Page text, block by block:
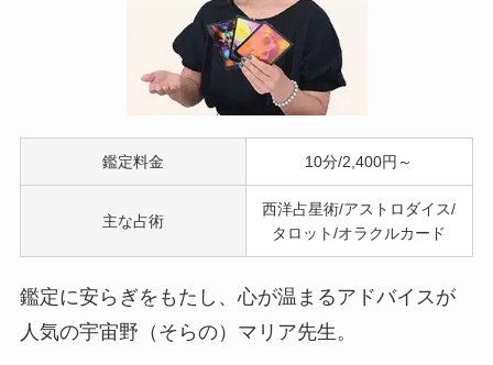
鑑定料金 10分/2,400円～
主な占術
西洋占星術/アストロダイス/
タロット/オラクルカード
鑑定に安らぎをもたし、心が温まるアドバイスが
人気の宇宙野（そらの）マリア先生。